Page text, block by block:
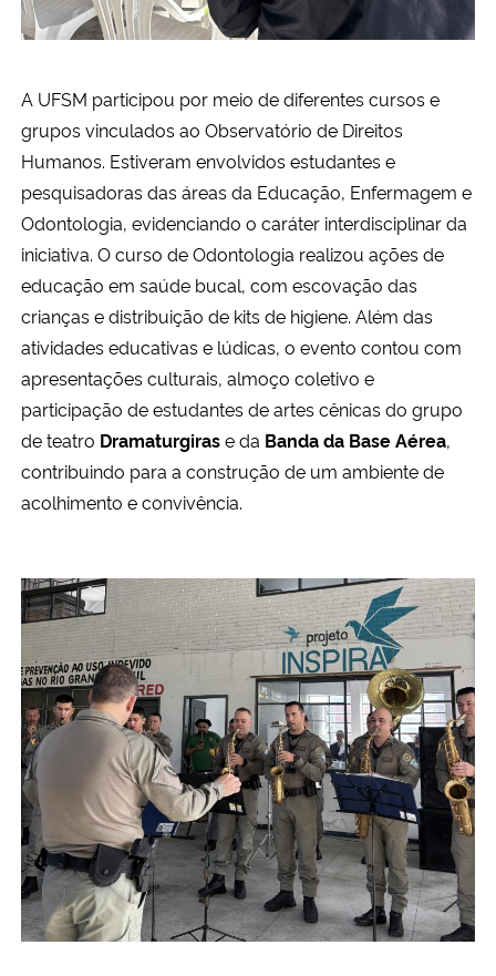
A UFSM participou por meio de diferentes cursos e
grupos vinculados ao Observatório de Direitos
Humanos. Estiveram envolvidos estudantes e
pesquisadoras das áreas da Educação, Enfermagem e
Odontologia, evidenciando o caráter interdisciplinar da
iniciativa. O curso de Odontologia realizou ações de
educação em saúde bucal, com escovação das
crianças e distribuição de kits de higiene. Além das
atividades educativas e lúdicas, o evento contou com
apresentações culturais, almoço coletivo e
participação de estudantes de artes cênicas do grupo
de teatro Dramaturgirase da Banda da Base Aérea,
contribuindo para a construção de um ambiente de
acolhimento e convivência.